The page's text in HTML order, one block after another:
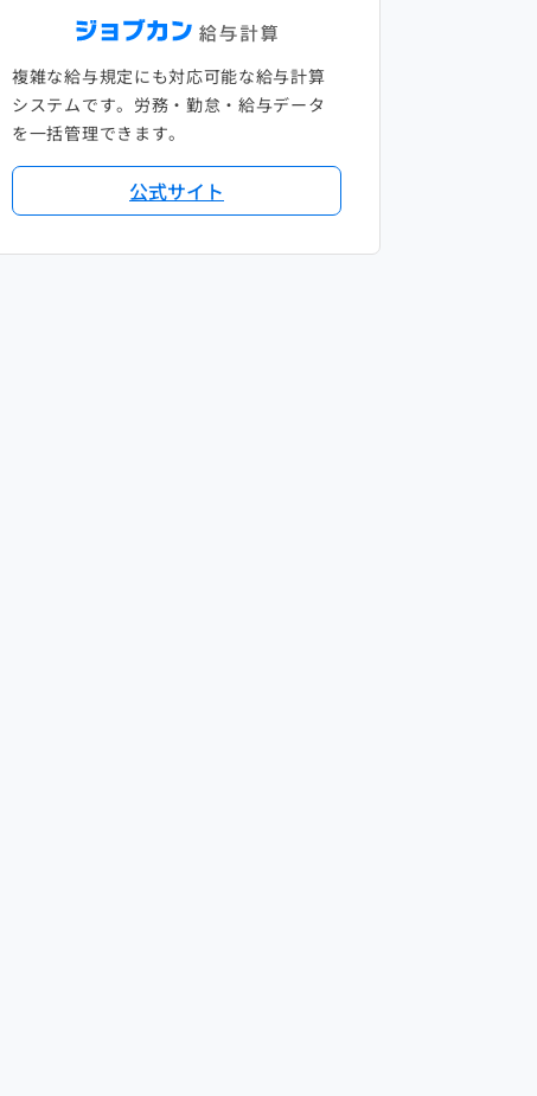
複雑な給与規定にも対応可能な給与計算
システムです。労務・勤怠・給与データ
を一括管理できます。
公式サイト